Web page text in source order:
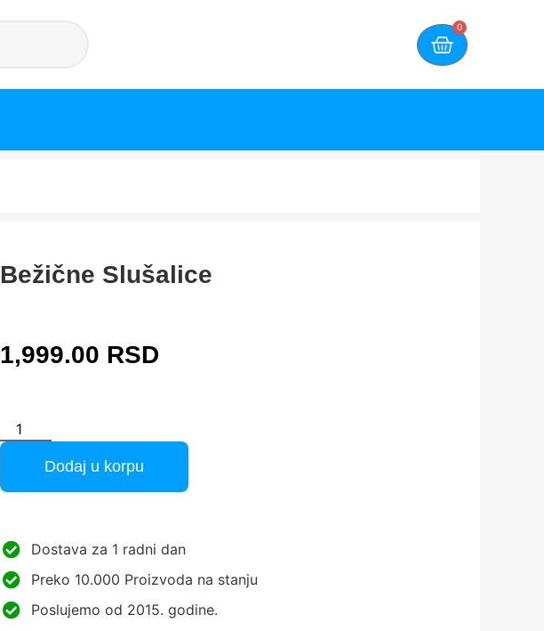
0
Bežične Slušalice
1,999.00 RSD
Dodaj u korpu
Dostava za 1 radni dan
Preko 10.000 Proizvoda na stanju
Poslujemo od 2015. godine.